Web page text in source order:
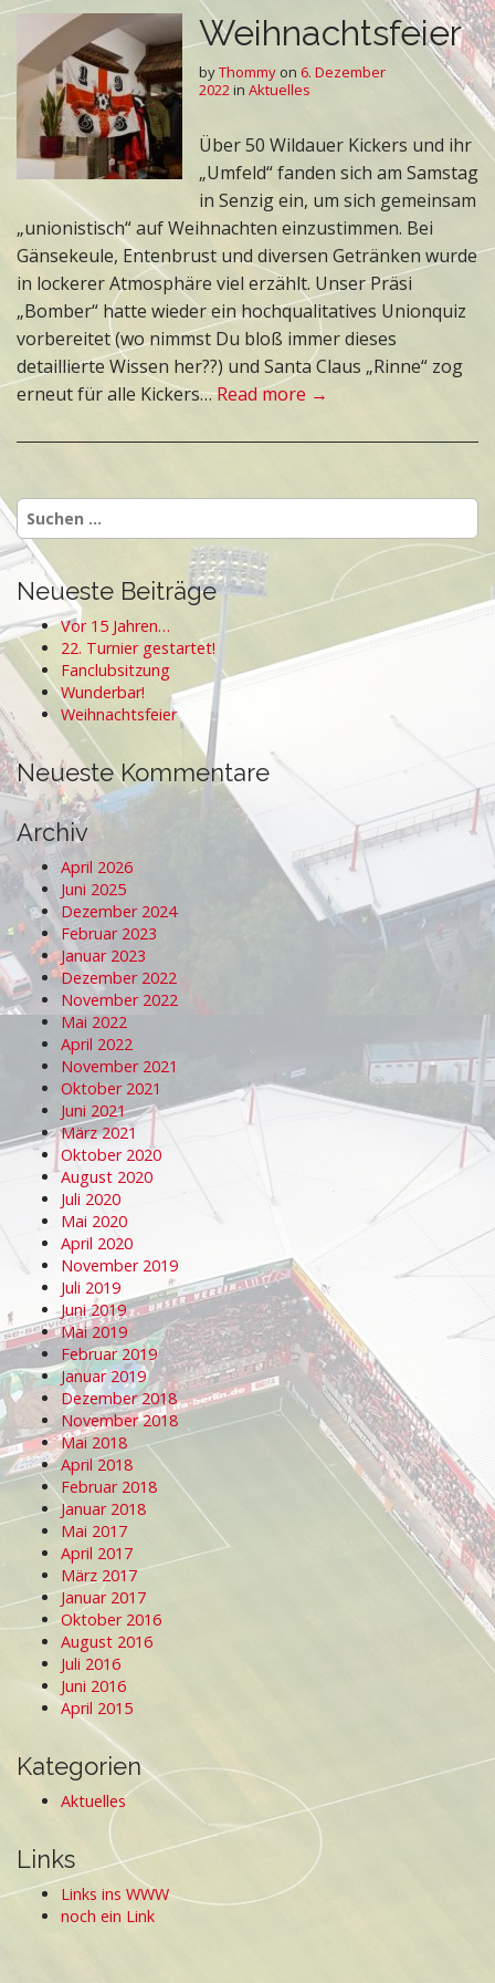
Weihnachtsfeier
byThommy on 6. Dezember
2022in Aktuelles
Über 50 Wildauer Kickers und ihr
„Umfeld“ fanden sich am Samstag
in Senzig ein, um sich gemeinsam
„unionistisch“ auf Weihnachten einzustimmen. Bei
Gänsekeule, Entenbrust und diversen Getränken wurde
in lockerer Atmosphäre viel erzählt. Unser Präsi
„Bomber“ hatte wieder ein hochqualitatives Unionquiz
vorbereitet (wo nimmst Du bloß immer dieses
detaillierte Wissen her??) und Santa Claus „Rinne“ zog
erneut für alle Kickers…Read more →
Suchen
nach:
Neueste Beiträge
Vor 15 Jahren…
22. Turnier gestartet!
Fanclubsitzung
Wunderbar!
Weihnachtsfeier
Neueste Kommentare
Archiv
April 2026
Juni 2025
Dezember 2024
Februar 2023
Januar 2023
Dezember 2022
November 2022
Mai 2022
April 2022
November 2021
Oktober 2021
Juni 2021
März 2021
Oktober 2020
August 2020
Juli 2020
Mai 2020
April 2020
November 2019
Juli 2019
Juni 2019
Mai 2019
Februar 2019
Januar 2019
Dezember 2018
November 2018
Mai 2018
April 2018
Februar 2018
Januar 2018
Mai 2017
April 2017
März 2017
Januar 2017
Oktober 2016
August 2016
Juli 2016
Juni 2016
April 2015
Kategorien
Aktuelles
Links
Links ins WWW
noch ein Link